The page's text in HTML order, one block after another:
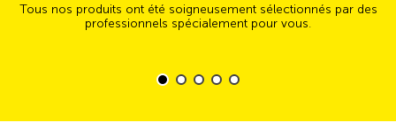
Tous nos produits ont été soigneusement sélectionnés par des
professionnels spécialement pour vous.